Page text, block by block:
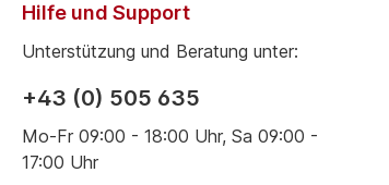
Hilfe und Support
Unterstützung und Beratung unter:
+43 (0) 505 635
Mo-Fr 09:00 - 18:00 Uhr, Sa 09:00 -
17:00 Uhr